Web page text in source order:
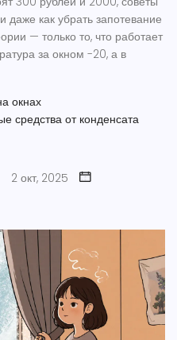
даже как убрать запотевание
— только то, что работает
за окном -20, а в
окнах
средства от конденсата
2 окт, 2025